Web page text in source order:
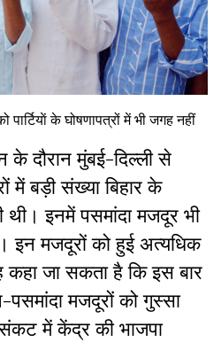
के घोषणापत्रों में भी जगह नहीं
के दौरान मुंबई-दिल्ली से
में बड़ी संख्या बिहार के
थी। इनमें पसमांदा मजदूर भी
इन मजदूरों को हुई अत्यधिक
जा सकता है कि इस बार
मजदूरों को गुस्सा
में केंद्र की भाजपा